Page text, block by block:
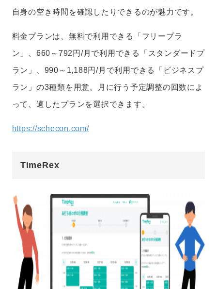
自身の空き時間を確認したりできるのが魅力です。
料金プランは、無料で利用できる「フリープラ
ン」、660～792円/月で利用できる「スタンダードプ
ラン」、990～1,188円/月で利用できる「ビジネスプ
ラン」の3種類を用意。月に行う予定調整の回数によ
って、適したプランを選択できます。
https://schecon.com/
TimeRex